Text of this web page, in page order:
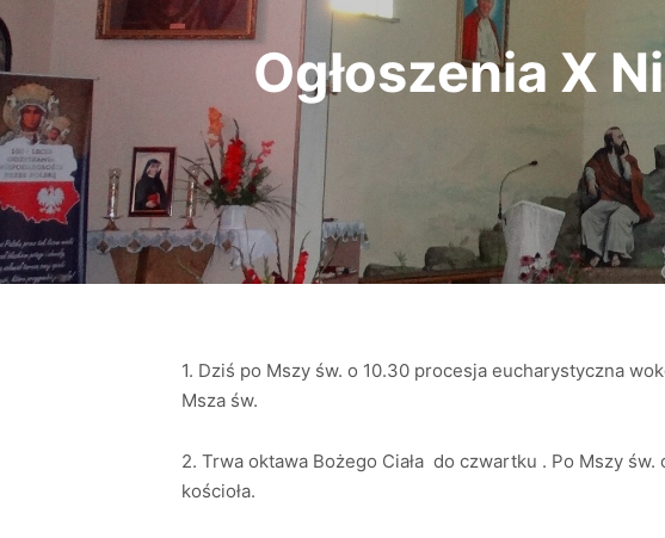
Ogłoszenia X
1. Dziś po Mszy św. o 10.30 procesja eucharystyczna
Msza św.
2. Trwa oktawa Bożego Ciała do czwartku . Po Mszy
kościoła.